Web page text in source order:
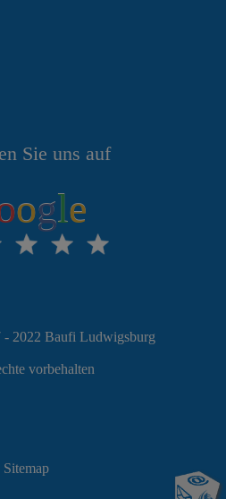
Sie uns auf
ogle
2022 Baufi Ludwigsburg
vorbehalten
Sitemap